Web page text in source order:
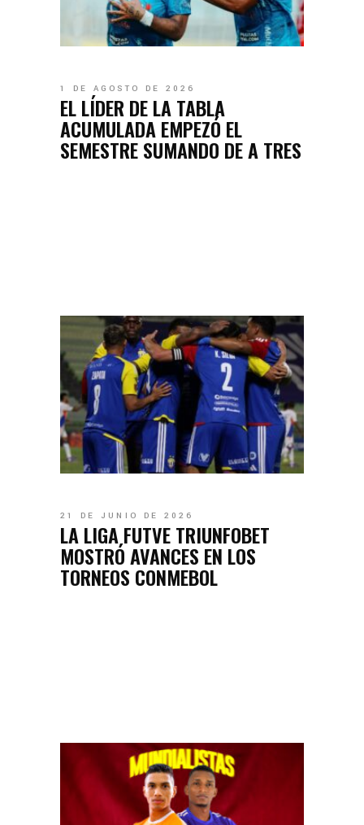
1 DE AGOSTO DE 2026
EL LÍDER DE LA TABLA
ACUMULADA EMPEZÓ EL
SEMESTRE SUMANDO DE A TRES
21 DE JUNIO DE 2026
LA LIGA FUTVE TRIUNFOBET
MOSTRÓ AVANCES EN LOS
TORNEOS CONMEBOL